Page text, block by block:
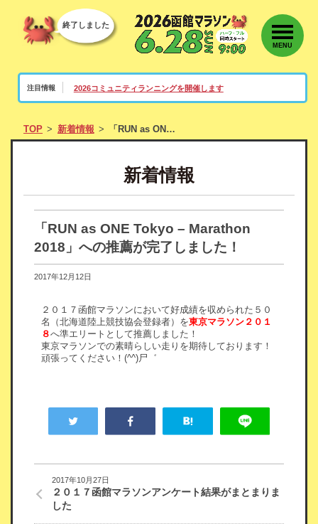
MENU
注目情報 2026コミュニティランニングを開催します
終了しました
TOP 新着情報 「RUN as ONE Tokyo – Marathon 2018」への推薦が完了しました！
新着情報
「RUN as ONE Tokyo – Marathon
2018」への推薦が完了しました！
2017年12月12日
２０１７函館マラソンにおいて好成績を収められた５０
名（北海道陸上競技協会登録者）を東京マラソン２０１
８へ準エリートとして推薦しました！
東京マラソンでの素晴らしい走りを期待しております！
頑張ってください！(^^)尸゛
2017年10月27日
２０１７函館マラソンアンケート結果がまとまりま
した